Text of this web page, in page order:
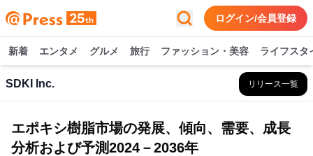
ログイン/会員登録
新着 エンタメ グルメ 旅行 ファッション・美容 ライフスタ
SDKI Inc. リリース一覧
エポキシ樹脂市場の発展、傾向、需要、成長
分析および予測2024－2036年